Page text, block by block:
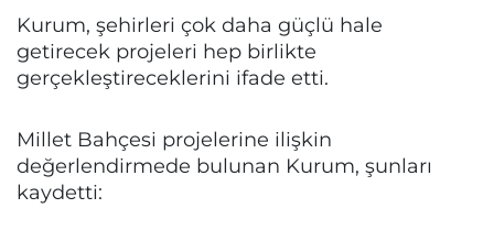
Kurum, şehirleri çok daha güçlü hale
getirecek projeleri hep birlikte
gerçekleştireceklerini ifade etti.
Millet Bahçesi projelerine ilişkin
değerlendirmede bulunan Kurum, şunları
kaydetti: